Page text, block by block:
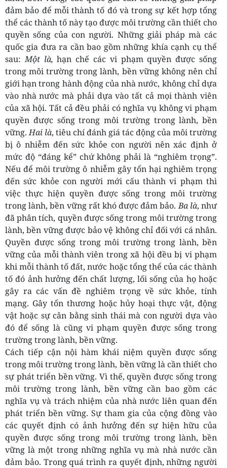
đảm bảo để mỗi thành tố đó và trong sự kết hợp tổng
thể các thành tố này tạo được môi trường cần thiết cho
quyền sống của con người. Những giải pháp mà các
quốc gia đưa ra cần bao gồm những khía cạnh cụ thể
sau:Một là,hạn chế các vi phạm quyền được sống
trong môi trường trong lành, bền vững không nên chỉ
giới hạn trong hành động của nhà nước, không chỉ dựa
vào nhà nước mà phải dựa vào tất cả mọi thành viên
của xã hội. Tất cả đều phải có nghĩa vụ không vi phạm
quyền được sống trong môi trường trong lành, bền
vững.Hai là, tiêu chí đánh giá tác động của môi trường
bị ô nhiễm đến sức khỏe con người nên xác định ở
mức độ “đáng kể” chứ không phải là “nghiêm trọng”.
Nếu để môi trường ô nhiễm gây tổn hại nghiêm trọng
đến sức khỏe con người mới cấu thành vi phạm thì
việc thực hiện quyền được sống trong môi trường
trong lành, bền vững rất khó được đảm bảo.Ba là, như
đã phân tích, quyền được sống trong môi trường trong
lành, bền vững được bảo vệ không chỉ đối với cá nhân.
Quyền được sống trong môi trường trong lành, bền
vững của mỗi thành viên trong xã hội đều bị vi phạm
khi mỗi thành tố đất, nước hoặc tổng thể của các thành
tố đó ảnh hưởng đến chất lượng, lối sống của họ hoặc
gây ra các vấn đề nghiêm trọng về sức khỏe, tính
mạng. Gây tổn thương hoặc hủy hoại thực vật, động
vật hoặc sự cân bằng sinh thái mà con người dựa vào
đó để sống là cũng vi phạm quyền được sống trong
trường trong lành, bền vững.
Cách tiếp cận nội hàm khái niệm quyền được sống
trong môi trường trong lành, bền vững là cần thiết cho
sự phát triển bền vững. Vì thế, quyền được sống trong
môi trường trong lành, bền vững cần bao gồm các
nghĩa vụ và trách nhiệm của nhà nước liên quan đến
phát triển bền vững. Sự tham gia của cộng đồng vào
các quyết định có ảnh hưởng đến sự hiện hữu của
quyền được sống trong môi trường trong lành, bền
vững là một trong những nghĩa vụ mà nhà nước cần
đảm bảo. Trong quá trình ra quyết định, những người